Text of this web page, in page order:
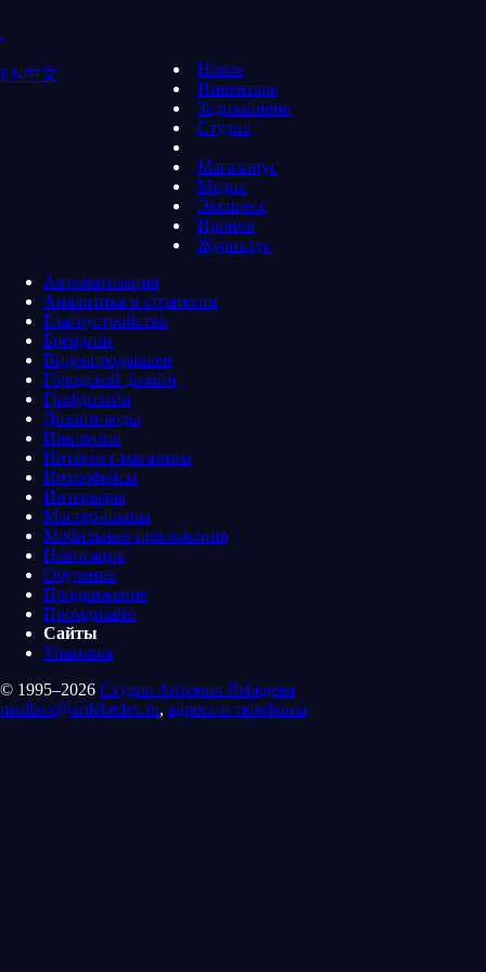
EN中文
Новое
Инвентарь
Задизайнено
Студия
Магазинус
Медиа
Экспресс
Иронов
Журналус
Автоматизация
Аналитика и стратегии
Благоустройство
Брендинг
Видеопродакшен
Городской дизайн
Графдизайн
Дизайн-коды
Инклюзия
Интернет-магазины
Интерфейсы
Интерьеры
Мастер-планы
Мобильные приложения
Навигация
Обучение
Продвижение
Промдизайн
Сайты
Упаковка
© 1995–2026 Студия Артемия Лебедева
mailbox@artlebedev.ru, адреса и телефоны